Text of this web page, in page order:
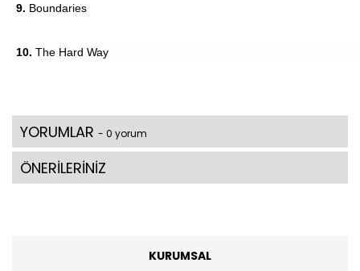
9. Boundaries
10. The Hard Way
YORUMLAR - 0 yorum
ÖNERİLERİNİZ
KURUMSAL